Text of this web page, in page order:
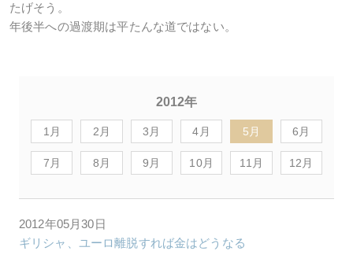
たげそう。
年後半への過渡期は平たんな道ではない。
2012年
1月 2月 3月 4月 5月 6月
7月 8月 9月 10月 11月 12月
2012年05月30日
ギリシャ、ユーロ離脱すれば金はどうなる